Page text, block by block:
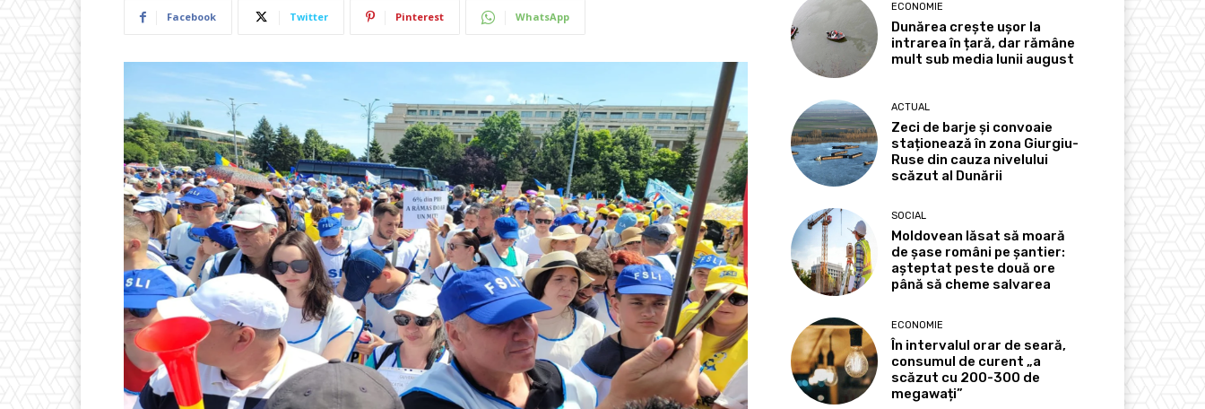
Facebook Twitter Pinterest WhatsApp
ECONOMIE
Dunărea crește ușor la
intrarea în țară, dar rămâne
mult sub media lunii august
ACTUAL
Zeci de barje și convoaie
staționează în zona Giurgiu-
Ruse din cauza nivelului
scăzut al Dunării
SOCIAL
Moldovean lăsat să moară
de șase români pe șantier:
așteptat peste două ore
până să cheme salvarea
ECONOMIE
În intervalul orar de seară,
consumul de curent „a
scăzut cu 200-300 de
megawați”